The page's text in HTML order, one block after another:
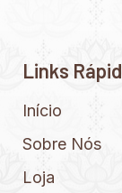
Links
Início
Sobre Nós
Loja